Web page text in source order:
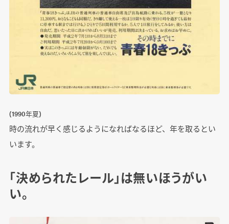
(1990年夏)
時の流れが早く感じるようになればなるほど、年を取るとい
います。
「決められたレール」は無いほうがい
い。